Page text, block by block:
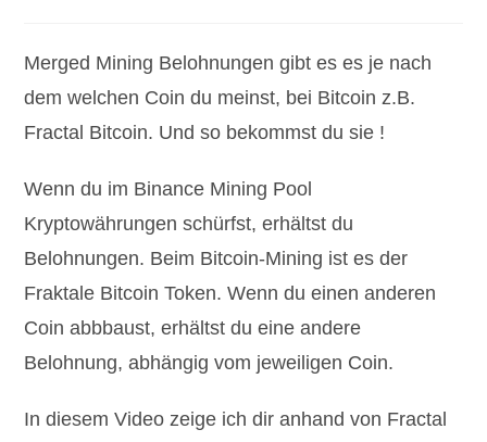
Merged Mining Belohnungen gibt es es je nach
dem welchen Coin du meinst, bei Bitcoin z.B.
Fractal Bitcoin. Und so bekommst du sie !
Wenn du im Binance Mining Pool
Kryptowährungen schürfst, erhältst du
Belohnungen. Beim Bitcoin-Mining ist es der
Fraktale Bitcoin Token. Wenn du einen anderen
Coin abbbaust, erhältst du eine andere
Belohnung, abhängig vom jeweiligen Coin.
In diesem Video zeige ich dir anhand von Fractal